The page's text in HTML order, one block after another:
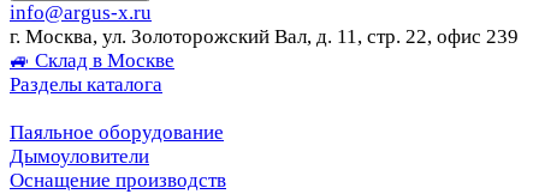
info@argus-x.ru
г. Москва, ул. Золоторожский Вал, д. 11, стр. 22, офис 239
🚙 Склад в Москве
Разделы каталога
Паяльное оборудование
Дымоуловители
Оснащение производств